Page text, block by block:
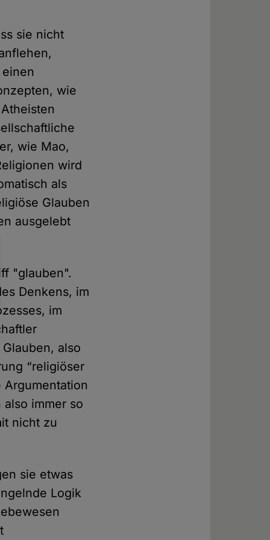
sie nicht
wie
wie Mao,
wird
als
Glauben
ausgelebt
"glauben".
Denkens, im
im
also
“religiöser
immer so
nicht zu
sie etwas
Logik